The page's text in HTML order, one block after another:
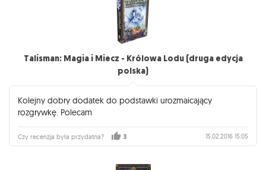
Talisman: Magia i Miecz - Królowa Lodu (druga edycja
polska)
Kolejny dobry dodatek do podstawki urozmaicający
rozgrywkę. Polecam
Czy recenzja była przydatna? 3 15.02.2016 15:05